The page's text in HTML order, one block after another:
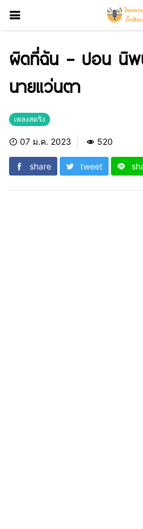
ผิดที่ฉัน – ปอน นิพ
นายแว่นตา
เพลงสตริง
07 ม.ค. 2023 520
share tweet